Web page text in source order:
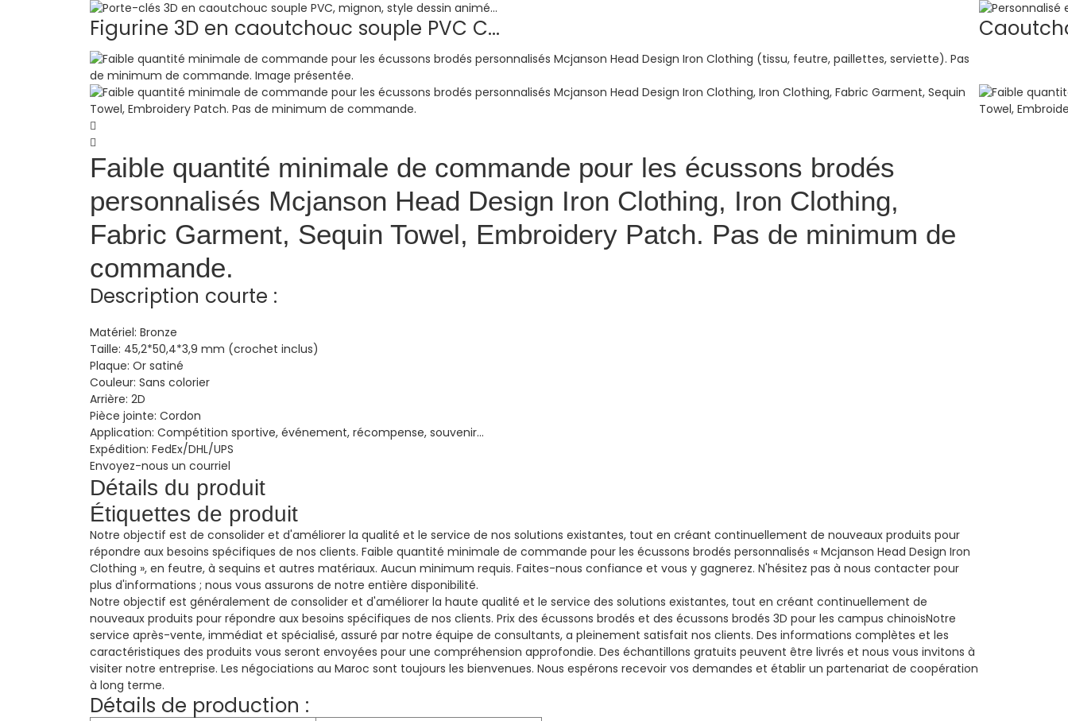
Figurine 3D en caoutchouc souple PVC C...
Faible quantité minimale de commande pour les écussons brodés
personnalisés Mcjanson Head Design Iron Clothing, Iron Clothing,
Fabric Garment, Sequin Towel, Embroidery Patch. Pas de minimum de
commande.
Description courte :
Matériel: Bronze
Taille: 45,2*50,4*3,9 mm (crochet inclus)
Plaque: Or satiné
Couleur: Sans colorier
Arrière: 2D
Pièce jointe: Cordon
Application: Compétition sportive, événement, récompense, souvenir…
Expédition: FedEx/DHL/UPS
Envoyez-nous un courriel
Détails du produit
Étiquettes de produit
Notre objectif est de consolider et d'améliorer la qualité et le service de nos solutions existantes, tout en créant continuellement de nouveaux produits pour
répondre aux besoins spécifiques de nos clients. Faible quantité minimale de commande pour les écussons brodés personnalisés « Mcjanson Head Design Iron
Clothing », en feutre, à sequins et autres matériaux. Aucun minimum requis. Faites-nous confiance et vous y gagnerez. N'hésitez pas à nous contacter pour
plus d'informations ; nous vous assurons de notre entière disponibilité.
Notre objectif est généralement de consolider et d'améliorer la haute qualité et le service des solutions existantes, tout en créant continuellement de
nouveaux produits pour répondre aux besoins spécifiques de nos clients. Prix ​​des écussons brodés et des écussons brodés 3D pour les campus chinoisNotre
service après-vente, immédiat et spécialisé, assuré par notre équipe de consultants, a pleinement satisfait nos clients. Des informations complètes et les
caractéristiques des produits vous seront envoyées pour une compréhension approfondie. Des échantillons gratuits peuvent être livrés et nous vous invitons à
visiter notre entreprise. Les négociations au Maroc sont toujours les bienvenues. Nous espérons recevoir vos demandes et établir un partenariat de coopération
à long terme.
Détails de production :